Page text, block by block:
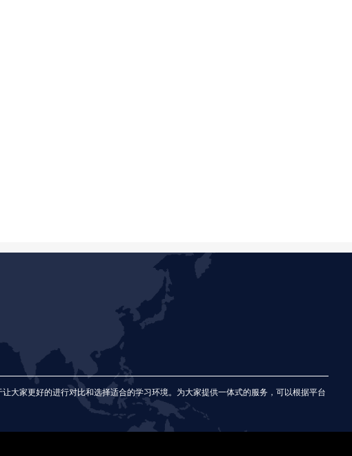
大家更好的进行对比和选择适合的学习环境。为大家提供一体式的服务，可以根据平台